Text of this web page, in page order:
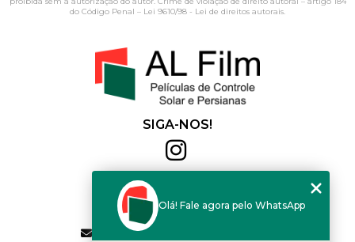
do Código Penal – Lei 9610/98 - Lei de direitos autorais.
SIGA-NOS!
(11) 2564-4684
(11) 94168-2041
contato.vendas@alfilm.com.br
Olá! Fale agora pelo WhatsApp